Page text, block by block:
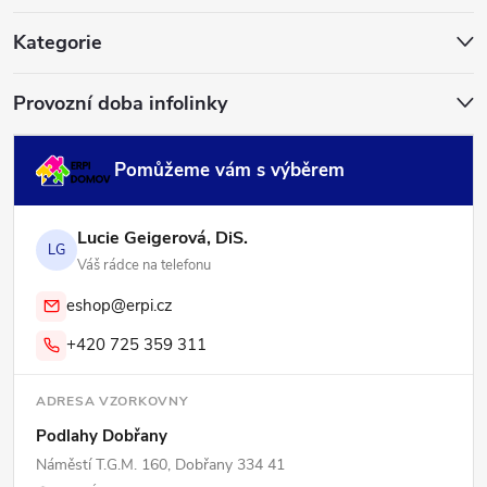
Kategorie
Provozní doba infolinky
Pomůžeme vám s výběrem
LG Lucie Geigerová, DiS.
Váš rádce na telefonu
eshop@erpi.cz
+420 725 359 311
ADRESA VZORKOVNY
Podlahy Dobřany
Náměstí T.G.M. 160, Dobřany 334 41